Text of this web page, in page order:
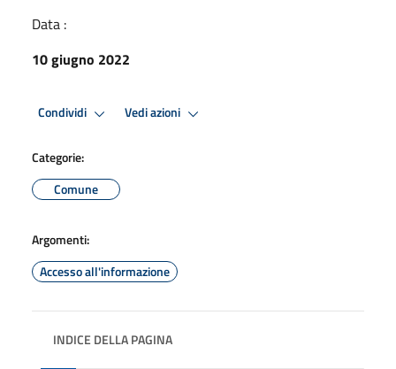
Data :
10 giugno 2022
Condividi Vedi azioni
Categorie:
Comune
Argomenti:
Accesso all'informazione
INDICE DELLA PAGINA